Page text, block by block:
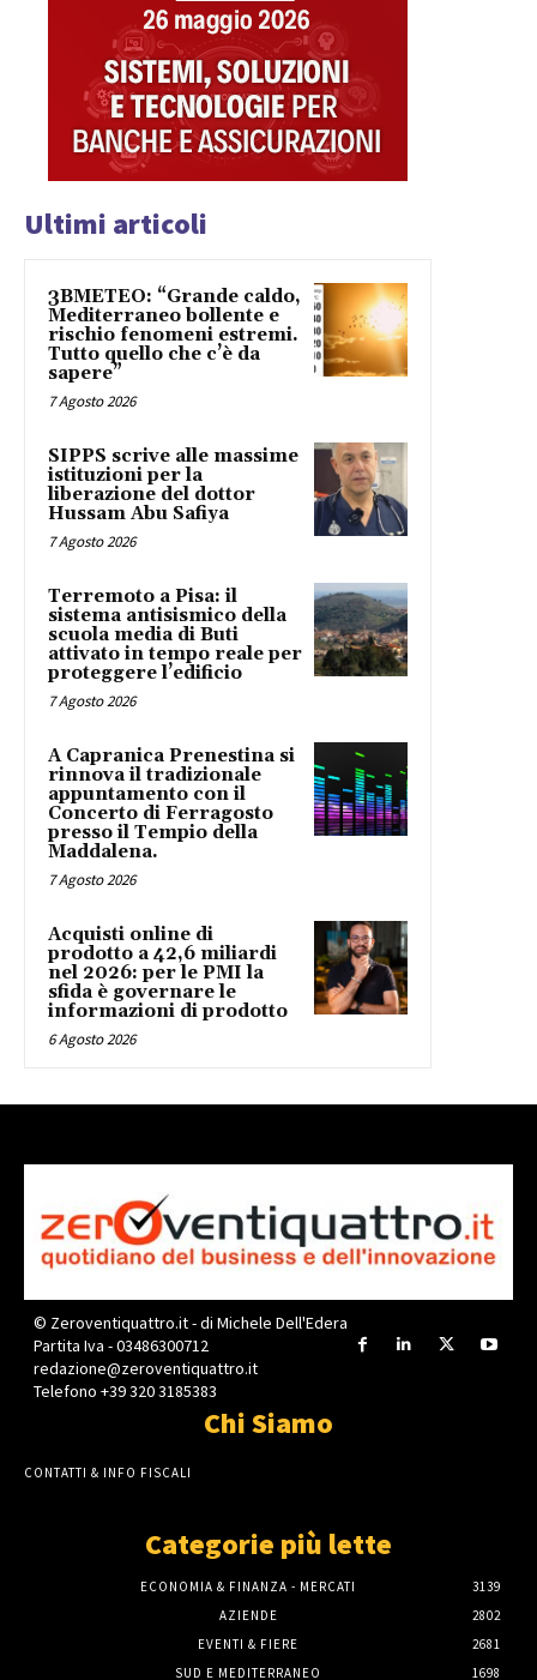
Ultimi articoli
3BMETEO: “Grande caldo,
Mediterraneo bollente e
rischio fenomeni estremi.
Tutto quello che c’è da
sapere”
7 Agosto 2026
SIPPS scrive alle massime
istituzioni per la
liberazione del dottor
Hussam Abu Safiya
7 Agosto 2026
Terremoto a Pisa: il
sistema antisismico della
scuola media di Buti
attivato in tempo reale per
proteggere l’edificio
7 Agosto 2026
A Capranica Prenestina si
rinnova il tradizionale
appuntamento con il
Concerto di Ferragosto
presso il Tempio della
Maddalena.
7 Agosto 2026
Acquisti online di
prodotto a 42,6 miliardi
nel 2026: per le PMI la
sfida è governare le
informazioni di prodotto
6 Agosto 2026
© Zeroventiquattro.it - di Michele Dell'Edera
Partita Iva - 03486300712
redazione@zeroventiquattro.it
Telefono +39 320 3185383
Chi Siamo
CONTATTI & INFO FISCALI
Categorie più lette
ECONOMIA & FINANZA - MERCATI
3139
AZIENDE
2802
EVENTI & FIERE
2681
SUD E MEDITERRANEO
1698